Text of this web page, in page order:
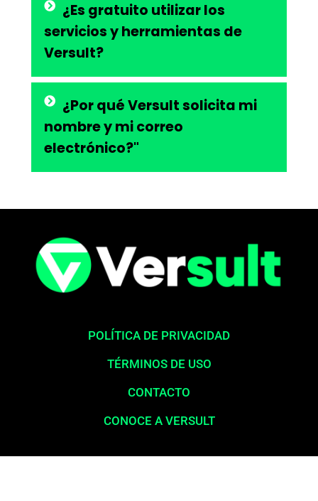
¿Es gratuito utilizar los
servicios y herramientas de
Versult?
¿Por qué Versult solicita mi
nombre y mi correo
electrónico?"
POLÍTICA DE PRIVACIDAD
TÉRMINOS DE USO
CONTACTO
CONOCE A VERSULT